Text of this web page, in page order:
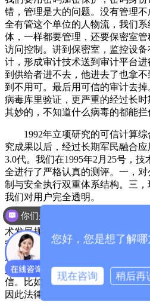
错，管理是大的问题。没有管理
全有管这个单位的人物流，我们
体，一样都要管理，还要保密室
访问控制。讲到保密室，监控设
计，形成审计技术送到审计平台
到供给者进不去，他进去了也拿
到不用可。最后用可信的审计去
病毒库里验证，更严重的经过长
其妙的，不知道什么病毒的都能拦
1992年立项研究的可信计算综
究成果以后，经过长期军民融合
3.0代。我们在1995年2月25号，
全进行了严格认真的测评。一，
制与安全执行双重体系结构。三，
我们对用户完全透明。
其实我们20多年来国家已经很
术发展规划》，明确提出以发展
安全技术相关产品，建立网络安
后广泛使用。大家能感受的像彩
少亿的票据、证据，一个篡改都
信。比如说中央电视台，我们的电
因此法律、战略、制度要求是理所
你们是怎么收费的呢？
您好，您是想了解哪
现在咨询 稍后再